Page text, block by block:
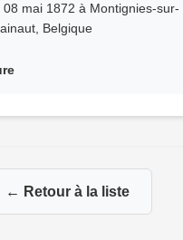
, 08 mai 1872 à Montignies-sur-
Belgique
← Retour à la liste